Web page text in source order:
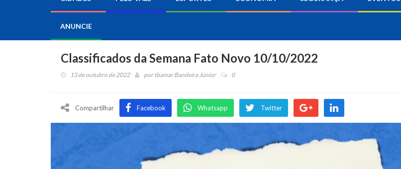
ANUNCIE
Classificados da Semana Fato Novo 10/10/2022
13 de outubro de 2022 porIbamar Bandeira Júnior 0
Compartilhar Facebook Whatsapp Twitter